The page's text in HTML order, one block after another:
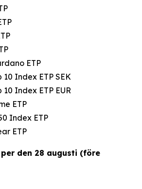
ETP
Index ETP SEK
Index ETP EUR
ETP
Index ETP
ETP
den 28 augusti (före